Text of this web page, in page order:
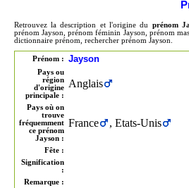
Retrouvez la description et l'origine du prénom
prénom Jayson, prénom féminin Jayson, prénom
dictionnaire prénom, rechercher prénom Jayson.
Prénom : Jayson
Pays ou
région
d'origine
principale :
Anglais
Pays où on
trouve
fréquemment
ce prénom
Jayson :
France , Etats-Unis
Fête :
Signification
:
Remarque :